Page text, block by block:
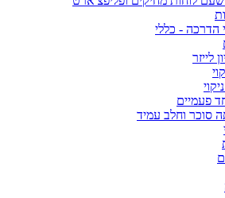
הדרכה - כללי
לייזר
פעמיים
סוכר וחלב עמיד